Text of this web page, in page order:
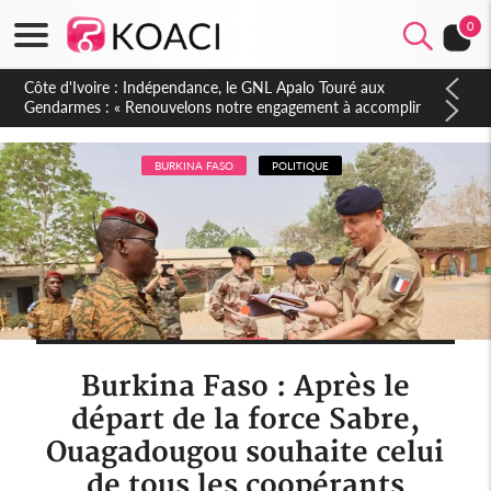
0
Sierra Leone : Un projet de réforme constitutionnelle en
gestation, points clés des amendements, un exclu d'avance
BURKINA FASO POLITIQUE
Burkina Faso : Après le
départ de la force Sabre,
Ouagadougou souhaite celui